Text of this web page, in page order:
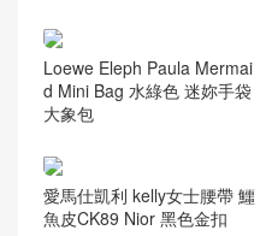
Loewe Eleph Paula Mermai
d Mini Bag 水綠色 迷妳手袋
大象包
愛馬仕凱利 kelly女士腰帶 鱷
魚皮CK89 Nior 黑色金扣